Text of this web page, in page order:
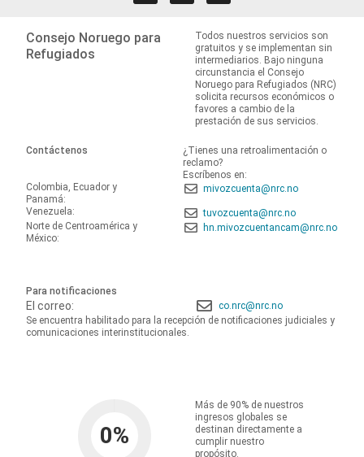
Consejo Noruego para
Refugiados
Todos nuestros servicios son
gratuitos y se implementan sin
intermediarios. Bajo ninguna
circunstancia el Consejo
Noruego para Refugiados (NRC)
solicita recursos económicos o
favores a cambio de la
prestación de sus servicios.
Contáctenos
¿Tienes una retroalimentación o
reclamo?
Escríbenos en:
Colombia, Ecuador y
Panamá:
mivozcuenta@nrc.no
Venezuela:
tuvozcuenta@nrc.no
Norte de Centroamérica y
México:
hn.mivozcuentancam@nrc.no
Para notificaciones
El correo:
co.nrc@nrc.no
Se encuentra habilitado para la recepción de notificaciones judiciales y
comunicaciones interinstitucionales.
0%
Más de 90% de nuestros
ingresos globales se
destinan directamente a
cumplir nuestro
propósito.